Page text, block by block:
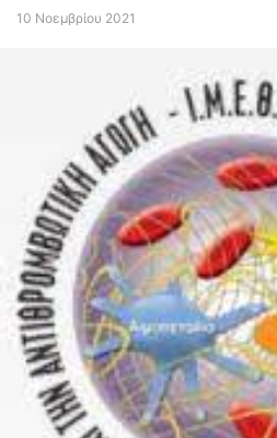
10 Νοεμβρίου 2021